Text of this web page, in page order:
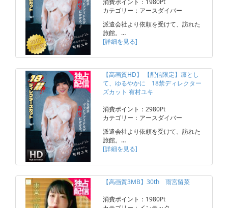
カテゴリー：アースダイバー
派遣会社より依頼を受けて、訪れた
旅館。…
[詳細を見る]
【高画質HD】 【配信限定】凛とし
て、ゆるやかに 18禁ディレクター
ズカット 有村ユキ
消費ポイント：2980Pt
カテゴリー：アースダイバー
派遣会社より依頼を受けて、訪れた
旅館。…
[詳細を見る]
【高画質3MB】30th 雨宮留菜
消費ポイント：1980Pt